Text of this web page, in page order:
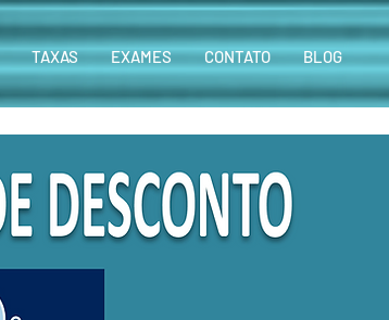
TAXAS EXAMES CONTATO BLOG